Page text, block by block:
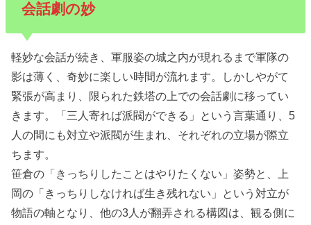
会話劇の妙
軽妙な会話が続き、軍服姿の城之内が現れるまで軍隊の
影は薄く、奇妙に楽しい時間が流れます。しかしやがて
緊張が高まり、限られた鉄塔の上での会話劇に移ってい
きます。「三人寄れば派閥ができる」という言葉通り、5
人の間にも対立や派閥が生まれ、それぞれの立場が際立
ちます。
笹倉の「きっちりしたことはやりたくない」姿勢と、上
岡の「きっちりしなければ生き残れない」という対立が
物語の軸となり、他の3人が翻弄される構図は、観る側に